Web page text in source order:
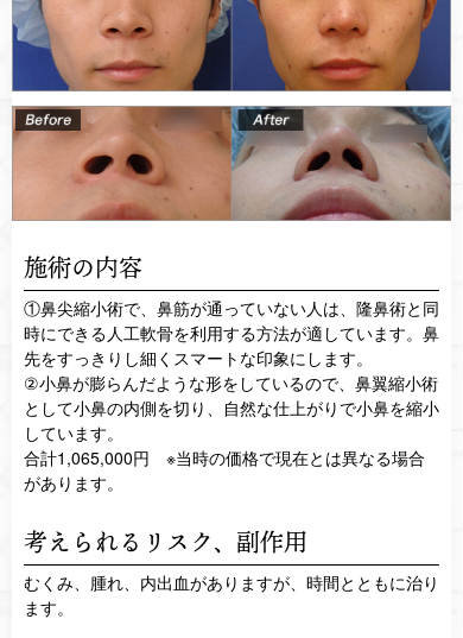
施術の内容
①鼻尖縮小術で、鼻筋が通っていない人は、隆鼻術と同
時にできる人工軟骨を利用する方法が適しています。鼻
先をすっきりし細くスマートな印象にします。
②小鼻が膨らんだような形をしているので、鼻翼縮小術
として小鼻の内側を切り、自然な仕上がりで小鼻を縮小
しています。
合計1,065,000円 ※当時の価格で現在とは異なる場合
があります。
考えられるリスク、 副作用
むくみ、腫れ、内出血がありますが、時間とともに治り
ます。